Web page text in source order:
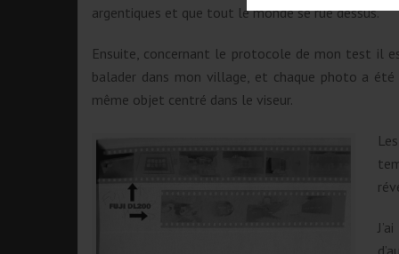
argentiques et que tout le monde se rue dessus.
Ensuite, concernant le protocole de mon test il
balader dans mon village, et chaque photo a
même objet centré dans le viseur.